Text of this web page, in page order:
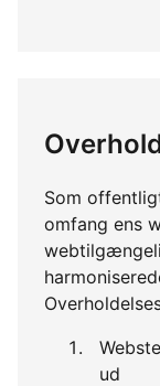
Som
omfang ens
ud